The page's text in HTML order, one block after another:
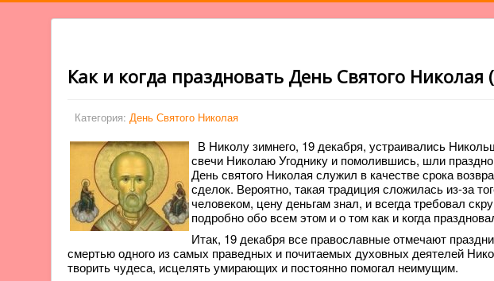
Как и когда праздновать День Святого Николая
Категория:День Святого Николая
В Николу зимнего, 19 декабря, устраивались
свечи Николаю Угоднику и помолившись, шли
День святого Николая служил в качестве срока
сделок. Вероятно, такая традиция сложилась из-за
человеком, цену деньгам знал, и всегда требовал
подробно обо всем этом и о том как и когда
Итак, 19 декабря все православные отмечают
смертью одного из самых праведных и почитаемых духовных деятелей
творить чудеса, исцелять умирающих и постоянно помогал неимущим.